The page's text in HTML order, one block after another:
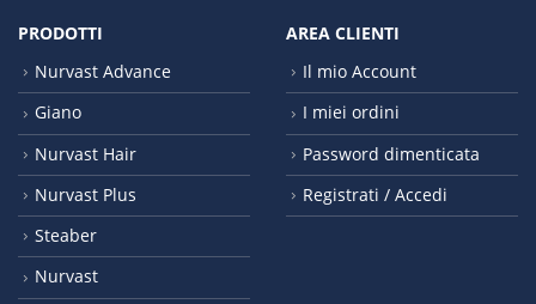
PRODOTTI
Nurvast Advance
Giano
Nurvast Hair
Nurvast Plus
Steaber
Nurvast
AREA CLIENTI
Il mio Account
I miei ordini
Password dimenticata
Registrati / Accedi